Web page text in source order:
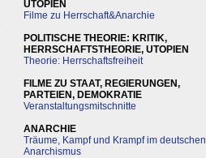
UTOPIEN
Filme zu Herrschaft&Anarchie
POLITISCHE THEORIE: KRITIK,
HERRSCHAFTSTHEORIE, UTOPIEN
Theorie: Herrschaftsfreiheit
FILME ZU STAAT, REGIERUNGEN,
PARTEIEN, DEMOKRATIE
Veranstaltungsmitschnitte
ANARCHIE
Träume, Kampf und Krampf im deutschen
Anarchismus